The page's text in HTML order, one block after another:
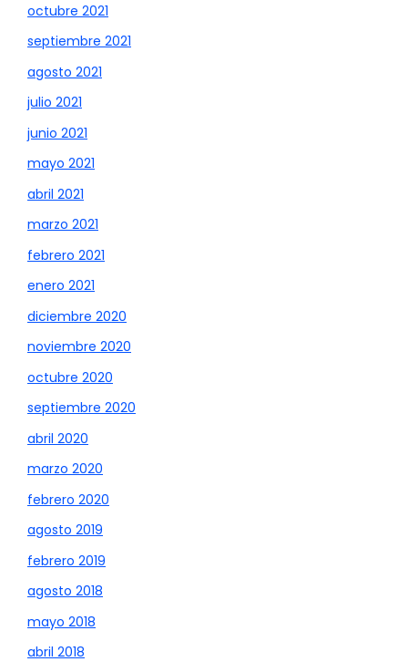
octubre 2021
septiembre 2021
agosto 2021
julio 2021
junio 2021
mayo 2021
abril 2021
marzo 2021
febrero 2021
enero 2021
diciembre 2020
noviembre 2020
octubre 2020
septiembre 2020
abril 2020
marzo 2020
febrero 2020
agosto 2019
febrero 2019
agosto 2018
mayo 2018
abril 2018